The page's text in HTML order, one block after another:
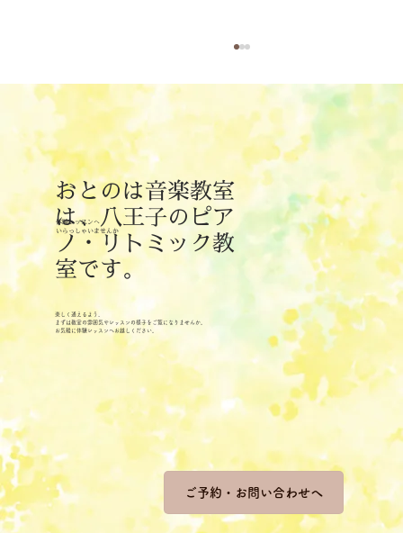
8月のリトミックレッスン日
体験レッスンへ
​いらっしゃいませんか
おとのは音楽教室
は、八王子のピア
ノ・リトミック教
室です。
楽しく通えるよう、
まずは教室の雰囲気やレッスンの様子をご覧になりませんか。
お気軽に体験レッスンへお越しください。
ご予約・お問い合わせへ